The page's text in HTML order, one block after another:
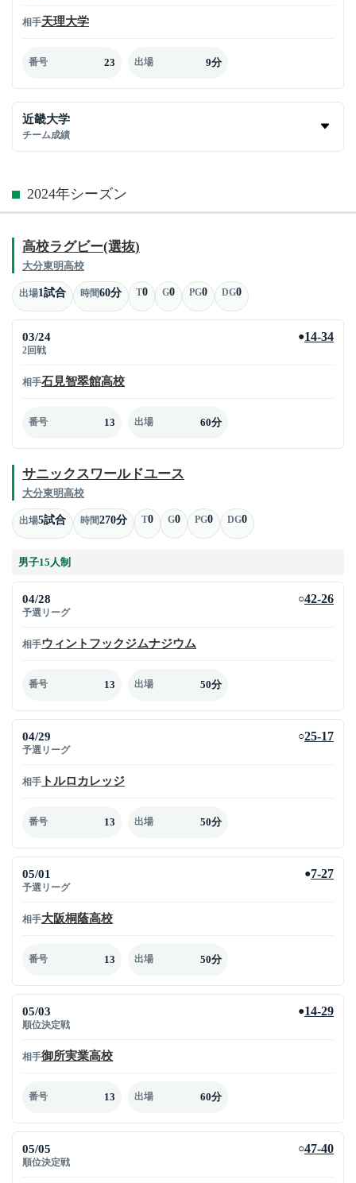
相手天理大学
番号 23 出場 9分
近畿大学
チーム成績
2024年シーズン
高校ラグビー(選抜)
大分東明高校
出場1試合 時間60分 T0 G0 PG0 DG0
03/24
2回戦
●14-34
相手石見智翠館高校
番号 13 出場 60分
サニックスワールドユース
大分東明高校
出場5試合 時間270分 T0 G0 PG0 DG0
男子15人制
04/28
予選リーグ
○42-26
相手ウィントフックジムナジウム
番号 13 出場 50分
04/29
予選リーグ
○25-17
相手 トルロカレッジ
番号 13 出場 50分
05/01
予選リーグ
●7-27
相手大阪桐蔭高校
番号 13 出場 50分
05/03
順位決定戦
●14-29
相手御所実業高校
番号 13 出場 60分
05/05
順位決定戦
○47-40